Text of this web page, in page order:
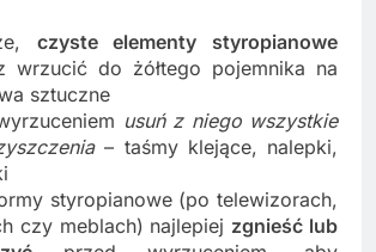
czyste elementy styropianowe
wrzucić do żółtego pojemnika na
sztuczne
usuń z niego wszystkie
– taśmy klejące, nalepki,
styropianowe (po telewizorach,
czy meblach) najlepiej zgnieść lub